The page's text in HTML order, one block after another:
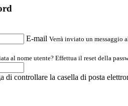
E-mail Verrà inviato un messaggio
al nome utente? Effettua il reset della
di controllare la casella di posta